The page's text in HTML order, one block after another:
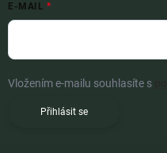
E-MAIL
Vložením e-mailu souhlasíte s
Přihlásit se